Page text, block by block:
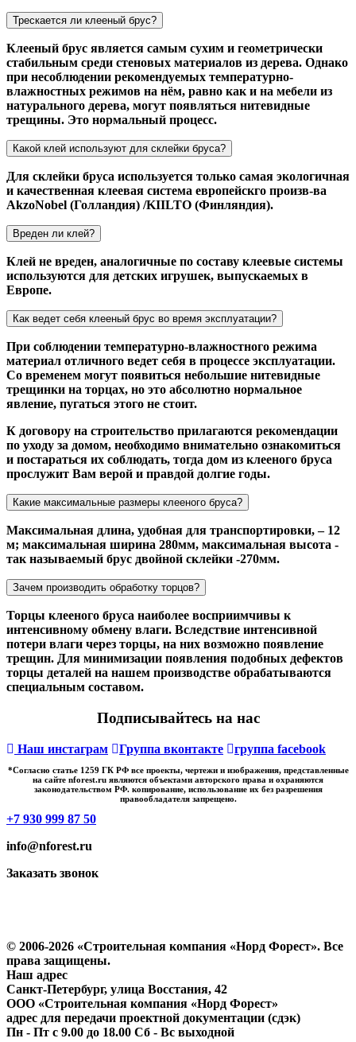
Трескается ли клееный брус?
Клееный брус является самым сухим и геометрически
стабильным среди стеновых материалов из дерева. Однако
при несоблюдении рекомендуемых температурно-
влажностных режимов на нём, равно как и на мебели из
натурального дерева, могут появляться нитевидные
трещины. Это нормальный процесс.
Какой клей используют для склейки бруса?
Для склейки бруса используется только самая экологичная
и качественная клеевая система европейскго произв-ва
AkzoNobel (Голландия) /KIILTO (Финляндия).
Вреден ли клей?
Клей не вреден, аналогичные по составу клеевые системы
используются для детских игрушек, выпускаемых в
Европе.
Как ведет себя клееный брус во время эксплуатации?
При соблюдении температурно-влажностного режима
материал отличного ведет себя в процессе эксплуатации.
Со временем могут появиться небольшие нитевидные
трещинки на торцах, но это абсолютно нормальное
явление, пугаться этого не стоит.
К договору на строительство прилагаются рекомендации
по уходу за домом, необходимо внимательно ознакомиться
и постараться их соблюдать, тогда дом из клееного бруса
прослужит Вам верой и правдой долгие годы.
Какие максимальные размеры клееного бруса?
Максимальная длина, удобная для транспортировки, – 12
м; максимальная ширина 280мм, максимальная высота -
так называемый брус двойной склейки -270мм.
Зачем производить обработку торцов?
Торцы клееного бруса наиболее восприимчивы к
интенсивному обмену влаги. Вследствие интенсивной
потери влаги через торцы, на них возможно появление
трещин. Для минимизации появления подобных дефектов
торцы деталей на нашем производстве обрабатываются
специальным составом.
Подписывайтесь на нас
Наш инстаграм Группа вконтакте группа facebook
*Cогласно статье 1259 ГК РФ все проекты, чертежи и изображения, представленные
на сайте nforest.ru являются объектами авторского права и охраняются
законодательством РФ. копирование, использование их без разрешения
правообладателя запрещено.
+7 930 999 87 50
info@nforest.ru
Заказать звонок
© 2006-2026 «Строительная компания «Норд Форест». Все
права защищены.
Наш адрес
​Санкт-Петербург, улица Восстания, 42
ООО «Строительная компания «Норд Форест»
адрес для передачи проектной документации (сдэк)
Пн - Пт с 9.00 до 18.00 Сб - Вс выходной